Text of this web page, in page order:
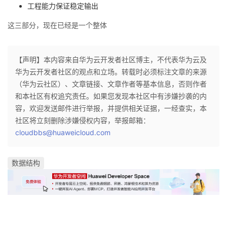
工程能力保证稳定输出
这三部分，现在已经是一个整体
【声明】本内容来自华为云开发者社区博主，不代表华为云及
华为云开发者社区的观点和立场。转载时必须标注文章的来源
（华为云社区）、文章链接、文章作者等基本信息，否则作者
和本社区有权追究责任。如果您发现本社区中有涉嫌抄袭的内
容，欢迎发送邮件进行举报，并提供相关证据，一经查实，本
社区将立刻删除涉嫌侵权内容，举报邮箱：
cloudbbs@huaweicloud.com
数据结构